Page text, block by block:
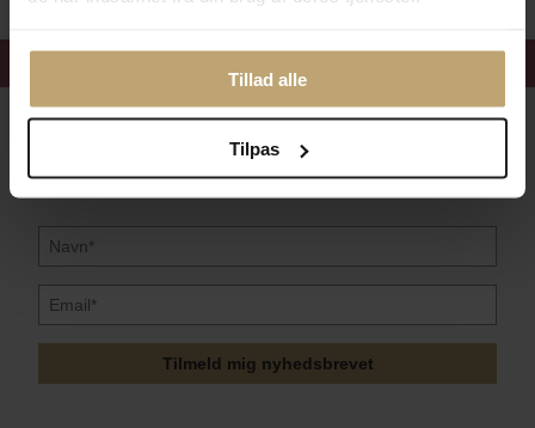
Tillad alle
Tilpas
Følg med i vores nyhedsbrev
Læs mere her
Tilmeld mig nyhedsbrevet